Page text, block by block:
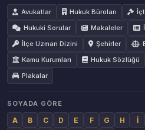
Avukatlar
Hukuk Büroları
Hukuki Sorular
Makaleler
İlçe Uzman Dizini
Şehirler
Kamu Kurumları
Hukuk Sözlüğü
Plakalar
SOYADA GÖRE
A B C D E F G H İ